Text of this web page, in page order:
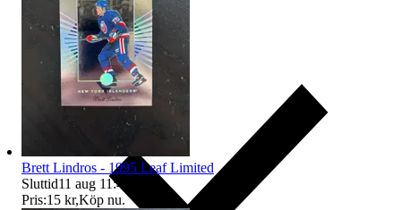
Brett Lindros - 1995 Leaf Limited
Sluttid11 aug 11:40
Pris:15 kr,Köp nu.